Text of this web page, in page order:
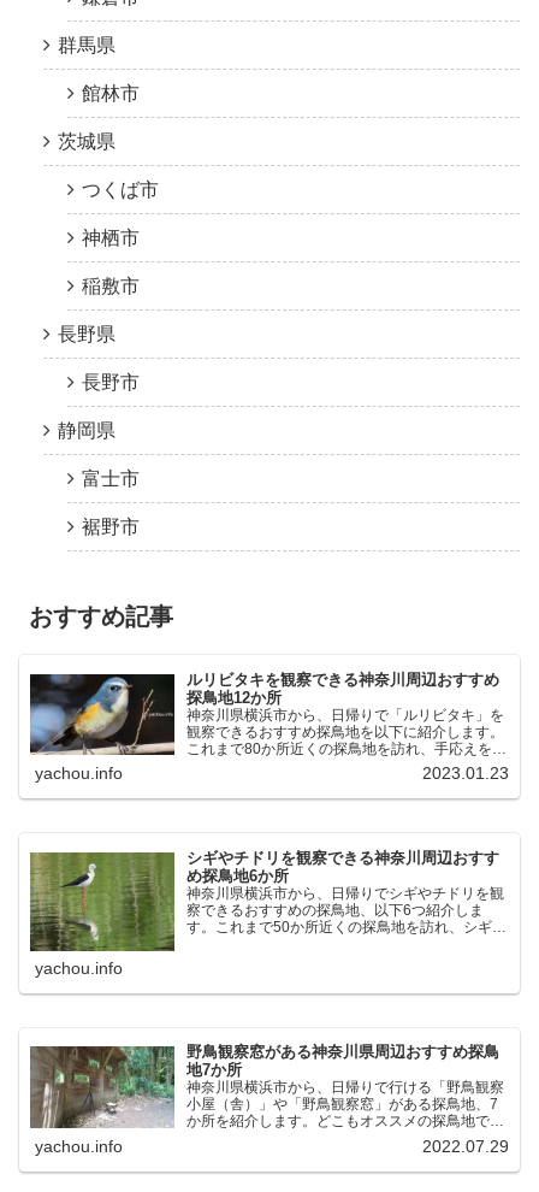
群馬県
館林市
茨城県
つくば市
神栖市
稲敷市
長野県
長野市
静岡県
富士市
裾野市
おすすめ記事
ルリビタキを観察できる神奈川周辺おすすめ
探鳥地12か所
神奈川県横浜市から、日帰りで「ルリビタキ」を
観察できるおすすめ探鳥地を以下に紹介します。
これまで80か所近くの探鳥地を訪れ、手応えを感
じた場所です。以下、★ が多いほど観察しやす
く、出現頻度が高いと感じた場所です。 北本自然
観察公園：埼玉県...
yachou.info 2023.01.23
シギやチドリを観察できる神奈川周辺おすす
め探鳥地6か所
神奈川県横浜市から、日帰りでシギやチドリを観
察できるおすすめの探鳥地、以下6つ紹介しま
す。これまで50か所近くの探鳥地を訪れ、シギや
yachou.info
野鳥観察窓がある神奈川県周辺おすすめ探鳥
地7か所
神奈川県横浜市から、日帰りで行ける「野鳥観察
小屋（舎）」や「野鳥観察窓」がある探鳥地、7
か所を紹介します。どこもオススメの探鳥地で
す。実際に訪れてみると、野山にいる野鳥、海や
湖にいる野鳥それぞれ違う観察になりました。街
中にあり、電車で行ける...
yachou.info 2022.07.29